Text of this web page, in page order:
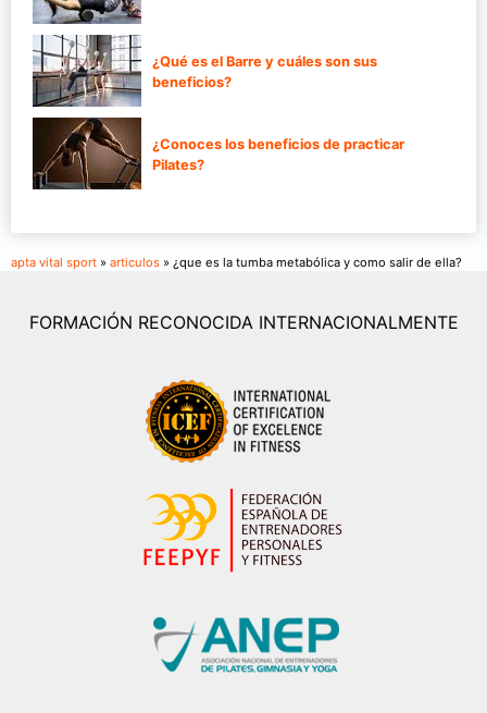
¿Qué es el Barre y cuáles son sus
beneficios?
¿Conoces los beneficios de practicar
Pilates?
apta vital sport » articulos » ¿que es la tumba metabólica y como salir de ella?
FORMACIÓN RECONOCIDA INTERNACIONALMENTE